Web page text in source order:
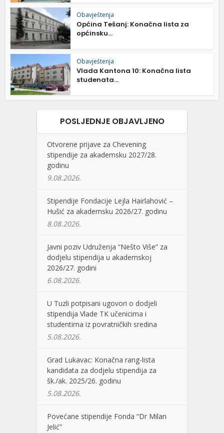
Obavještenja
Općina Tešanj: Konačna lista za
općinsku...
Obavještenja
Vlada Kantona 10: Konačna lista
studenata...
POSLJEDNJE OBJAVLJENO
Otvorene prijave za Chevening
stipendije za akademsku 2027/28.
godinu
9.08.2026.
Stipendije Fondacije Lejla Hairlahović –
Hušić za akademsku 2026/27. godinu
8.08.2026.
Javni poziv Udruženja “Nešto Više” za
dodjelu stipendija u akademskoj
2026/27. godini
6.08.2026.
U Tuzli potpisani ugovori o dodjeli
stipendija Vlade TK učenicima i
studentima iz povratničkih sredina
5.08.2026.
Grad Lukavac: Konačna rang-lista
kandidata za dodjelu stipendija za
šk./ak. 2025/26. godinu
5.08.2026.
Povećane stipendije Fonda “Dr Milan
Jelić”